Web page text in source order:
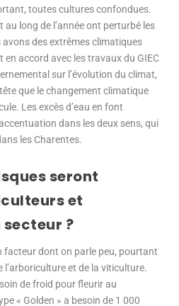
toutes cultures confondues.
au long de l’année ont perturbé les
des extrêmes climatiques
en accord avec les travaux du GIEC
sur l’évolution du climat,
que le changement climatique
Les excès d’eau en font
dans les deux sens, qui
les Charentes.
seront
et
?
facteur dont on parle peu, pourtant
l’arboriculture et de la viticulture.
de froid pour fleurir au
« Golden » a besoin de 1 000